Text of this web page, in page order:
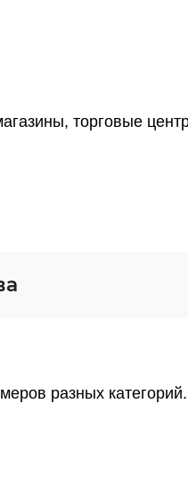
торговые
разных категорий.